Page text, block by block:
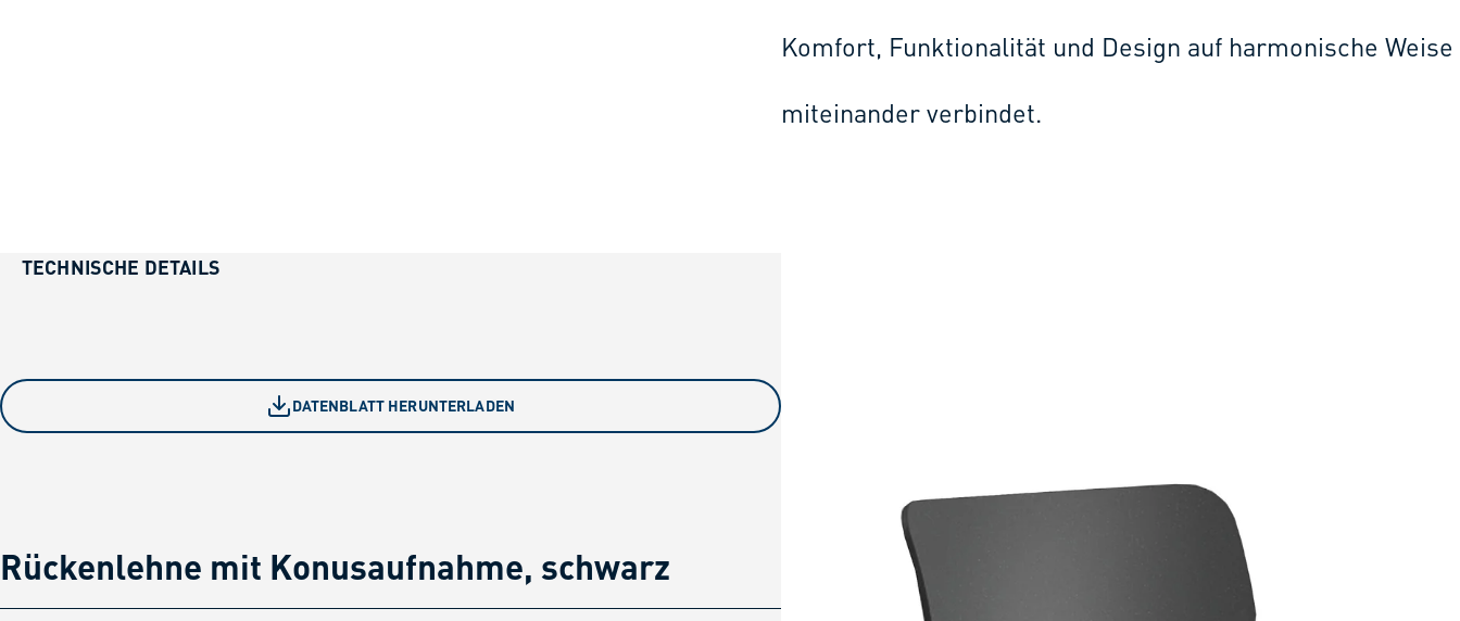
Komfort, Funktionalität und Design auf harmonische Weise
miteinander verbindet.
TECHNISCHE DETAILS
DATENBLATT HERUNTERLADEN
Rückenlehne mit Konusaufnahme, schwarz